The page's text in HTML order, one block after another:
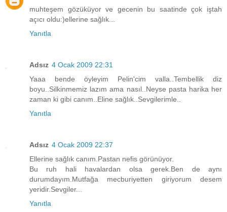
muhteşem gözüküyor ve gecenin bu saatinde çok iştah
açıcı oldu:)ellerine sağlık...
Yanıtla
Adsız 4 Ocak 2009 22:31
Yaaa bende öyleyim Pelin'cim valla..Tembellik diz
boyu..Silkinmemiz lazım ama nasıl..Neyse pasta harika her
zaman ki gibi canım..Eline sağlık..Sevgilerimle..
Yanıtla
Adsız 4 Ocak 2009 22:37
Ellerine sağlık canım.Pastan nefis görünüyor.
Bu ruh hali havalardan olsa gerek.Ben de aynı
durumdayım.Mutfağa mecburiyetten giriyorum desem
yeridir.Sevgiler...
Yanıtla